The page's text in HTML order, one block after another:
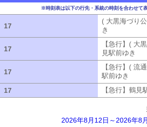
※時刻表は以下の行先・系統の時刻を合わせて
17
( 大黒海づり
き
17
【急行】( 大
見駅前ゆき
17
【急行】( 流
駅前ゆき
17
【急行】鶴見
2026年8月12日～2026年8